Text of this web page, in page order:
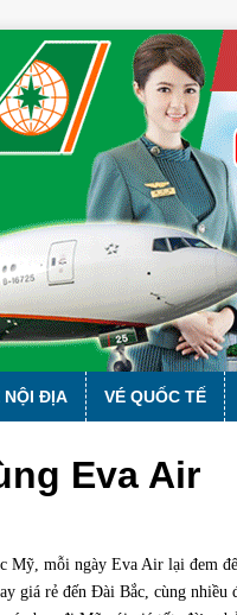
NỘI ĐỊA VÉ QUỐC TẾ
Eva Air
Mỹ, mỗi ngày Eva Air lại đem
giá rẻ đến Đài Bắc, cùng nhiều